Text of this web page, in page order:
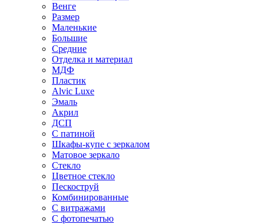
Венге
Размер
Маленькие
Большие
Средние
Отделка и материал
МДФ
Пластик
Alvic Luxe
Эмаль
Акрил
ДСП
С патиной
Шкафы-купе с зеркалом
Матовое зеркало
Стекло
Цветное стекло
Пескоструй
Комбинированные
С витражами
С фотопечатью